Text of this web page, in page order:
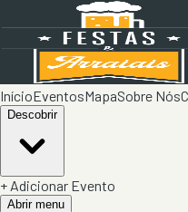
InícioEventosMapaSobre Nós
Descobrir
+ Adicionar Evento
Abrir menu